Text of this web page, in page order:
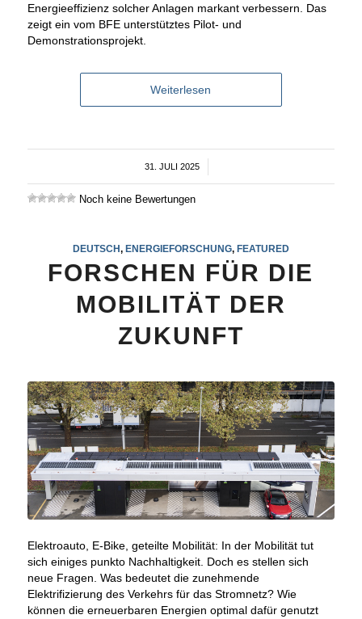
Energieeffizienz solcher Anlagen markant verbessern. Das
zeigt ein vom BFE unterstütztes Pilot- und
Demonstrationsprojekt.
Weiterlesen
31. JULI 2025
Noch keine Bewertungen
DEUTSCH, ENERGIEFORSCHUNG, FEATURED
FORSCHEN FÜR DIE
MOBILITÄT DER
ZUKUNFT
Elektroauto, E-Bike, geteilte Mobilität: In der Mobilität tut
sich einiges punkto Nachhaltigkeit. Doch es stellen sich
neue Fragen. Was bedeutet die zunehmende
Elektrifizierung des Verkehrs für das Stromnetz? Wie
können die erneuerbaren Energien optimal dafür genutzt